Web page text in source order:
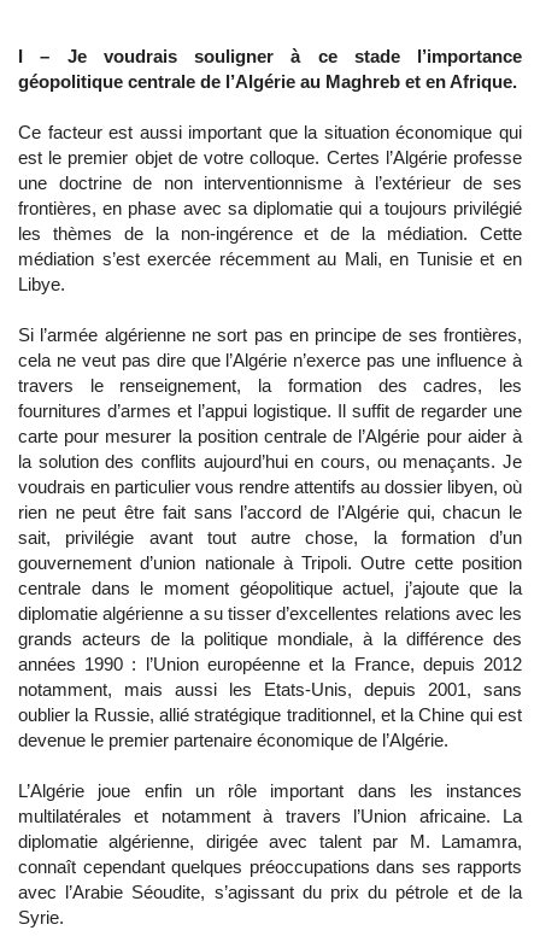
I – Je voudrais souligner à ce stade l’importance
géopolitique centrale de l’Algérie au Maghreb et en Afrique.
Ce facteur est aussi important que la situation économique qui
est le premier objet de votre colloque. Certes l’Algérie professe
une doctrine de non interventionnisme à l’extérieur de ses
frontières, en phase avec sa diplomatie qui a toujours privilégié
les thèmes de la non-ingérence et de la médiation. Cette
médiation s’est exercée récemment au Mali, en Tunisie et en
Libye.
Si l’armée algérienne ne sort pas en principe de ses frontières,
cela ne veut pas dire que l’Algérie n’exerce pas une influence à
travers le renseignement, la formation des cadres, les
fournitures d’armes et l’appui logistique. Il suffit de regarder une
carte pour mesurer la position centrale de l’Algérie pour aider à
la solution des conflits aujourd’hui en cours, ou menaçants. Je
voudrais en particulier vous rendre attentifs au dossier libyen, où
rien ne peut être fait sans l’accord de l’Algérie qui, chacun le
sait, privilégie avant tout autre chose, la formation d’un
gouvernement d’union nationale à Tripoli. Outre cette position
centrale dans le moment géopolitique actuel, j’ajoute que la
diplomatie algérienne a su tisser d’excellentes relations avec les
grands acteurs de la politique mondiale, à la différence des
années 1990 : l’Union européenne et la France, depuis 2012
notamment, mais aussi les Etats-Unis, depuis 2001, sans
oublier la Russie, allié stratégique traditionnel, et la Chine qui est
devenue le premier partenaire économique de l’Algérie.
L’Algérie joue enfin un rôle important dans les instances
multilatérales et notamment à travers l’Union africaine. La
diplomatie algérienne, dirigée avec talent par M. Lamamra,
connaît cependant quelques préoccupations dans ses rapports
avec l’Arabie Séoudite, s’agissant du prix du pétrole et de la
Syrie.